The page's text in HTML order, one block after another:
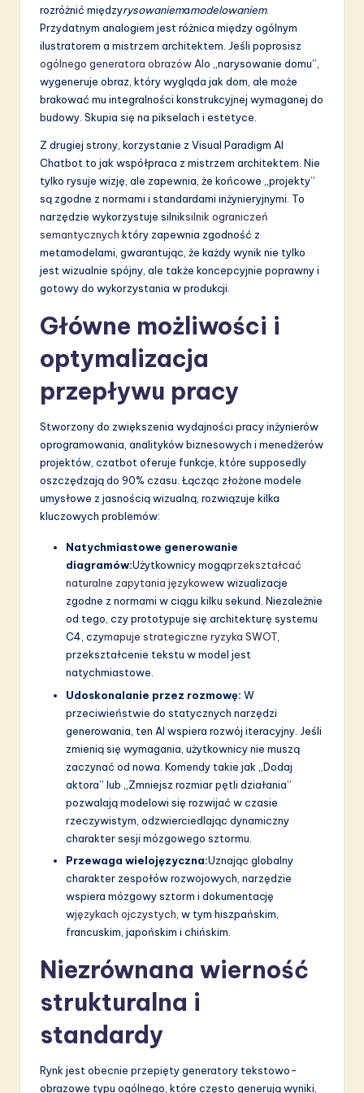
ti
o
rozróżnić międzyrysowaniemamodelowaniem.
Przydatnym analogiem jest różnica między ogólnym
ilustratorem a mistrzem architektem. Jeśli poprosisz
ogólnego generatora obrazów AIo „narysowanie domu”,
wygeneruje obraz, który wygląda jak dom, ale może
brakować mu integralności konstrukcyjnej wymaganej do
budowy. Skupia się na pikselach i estetyce.
Z drugiej strony, korzystanie z Visual Paradigm AI
Chatbot to jak współpraca z mistrzem architektem. Nie
tylko rysuje wizję, ale zapewnia, że końcowe „projekty”
są zgodne z normami i standardami inżynieryjnymi. To
narzędzie wykorzystuje silniksilnik ograniczeń
semantycznych który zapewnia zgodność z
metamodelami, gwarantując, że każdy wynik nie tylko
jest wizualnie spójny, ale także koncepcyjnie poprawny i
gotowy do wykorzystania w produkcji.
Główne możliwości i
optymalizacja
przepływu pracy
Stworzony do zwiększenia wydajności pracy inżynierów
oprogramowania, analityków biznesowych i menedżerów
projektów, czatbot oferuje funkcje, które supposedly
oszczędzają do 90% czasu. Łącząc złożone modele
umysłowe z jasnością wizualną, rozwiązuje kilka
kluczowych problemów:
Natychmiastowe generowanie
diagramów:Użytkownicy mogąprzekształcać
naturalne zapytania językowew wizualizacje
zgodne z normami w ciągu kilku sekund. Niezależnie
od tego, czy prototypuje się architekturę systemu
C4, czymapuje strategiczne ryzyka SWOT,
przekształcenie tekstu w model jest
natychmiastowe.
Udoskonalanie przez rozmowę: W
przeciwieństwie do statycznych narzędzi
generowania, ten AI wspiera rozwój iteracyjny. Jeśli
zmienią się wymagania, użytkownicy nie muszą
zaczynać od nowa. Komendy takie jak „Dodaj
aktora” lub „Zmniejsz rozmiar pętli działania”
pozwalają modelowi się rozwijać w czasie
rzeczywistym, odzwierciedlając dynamiczny
charakter sesji mózgowego sztormu.
Przewaga wielojęzyczna:Uznając globalny
charakter zespołów rozwojowych, narzędzie
wspiera mózgowy sztorm i dokumentację
wjęzykach ojczystych , w tym hiszpańskim,
francuskim, japońskim i chińskim.
Niezrównana wierność
strukturalna i
standardy
Rynk jest obecnie przepięty generatory tekstowo-
obrazowe typu ogólnego, które często generują wyniki,